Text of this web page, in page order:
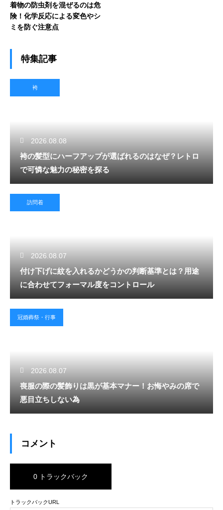
着物の防虫剤を混ぜるのは危
険！化学反応による変色やシ
ミを防ぐ注意点
特集記事
袴
2026.08.08
袴の髪型にハーフアップが選ばれるのはなぜ？レトロ
で可憐な魅力の秘密を探る
訪問着
2026.08.07
付け下げに紋を入れるかどうかの判断基準とは？用途
に合わせてフォーマル度をコントロール
冠婚葬祭・行事
2026.08.07
喪服の際の髪飾りは黒が基本マナー！お悔やみの席で
悪目立ちしない為
コメント
0 トラックバック
トラックバックURL